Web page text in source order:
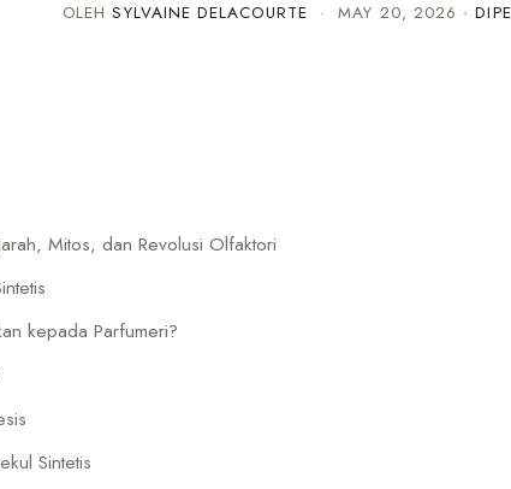
OLEHSYLVAINE DELACOURTE ·MAY 20, 2026 ·
Mitos, dan Revolusi Olfaktori
kepada Parfumeri?
Sintetis